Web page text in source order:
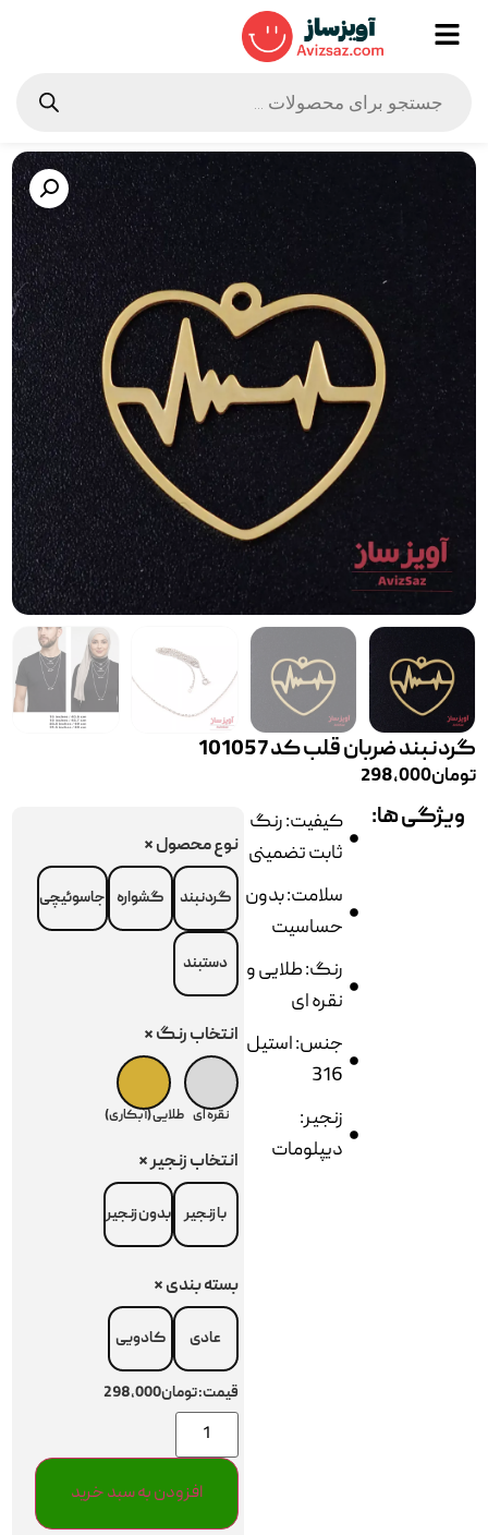
گردنبند ضربان قلب کد 101057
تومان298,000
ویژگی ها:
کیفیت: رنگ
ثابت تضمینی
سلامت: بدون
حساسیت
رنگ: طلایی و
نقره ای
جنس: استیل
316
زنجیر:
دیپلومات
نوع محصول*
گردنبند گشواره جاسوئیچی
دستبند
انتخاب رنگ*
نقره ای طلایی (آبکاری)
انتخاب زنجیر*
با زنجیر بدون زنجیر
بسته بندی*
عادی کادویی
قیمت:تومان298,000
افزودن به سبد خرید